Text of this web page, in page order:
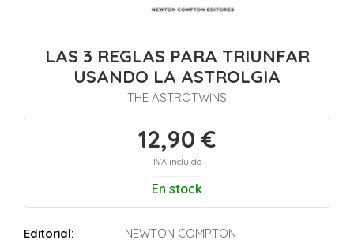
LAS 3 REGLAS PARA TRIUNFAR
USANDO LA ASTROLGIA
THE ASTROTWINS
12,90 €
IVA incluido
En stock
Editorial:
NEWTON COMPTON